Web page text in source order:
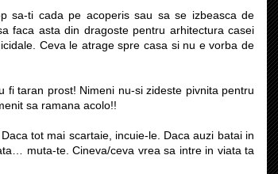
sa-ti cada pe acoperis sau sa se izbeasca de
faca asta din dragoste pentru arhitectura casei
Ceva le atrage spre casa si nu e vorba de
fi taran prost! Nimeni nu-si zideste pivnita pentru
sa ramana acolo!!
tot mai scartaie, incuie-le. Daca auzi batai in
muta-te. Cineva/ceva vrea sa intre in viata ta